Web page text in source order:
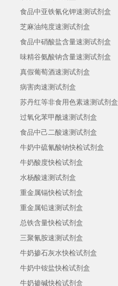
食品中亚铁氰化钾速测试剂盒
芝麻油纯度速测试剂盒
食品中硝酸盐含量速测试剂盒
味精谷氨酸钠含量速测试剂盒
真假葡萄酒速测试剂盒
病害肉速测试剂盒
苏丹红等非食用色素速测试剂盒
过氧化苯甲酰速测试剂盒
食品中己二酸速测试剂盒
牛奶中硫氰酸钠快检试剂盒
牛奶酸度快检试剂盒
水杨酸速测试剂盒
重金属镉快检试剂盒
重金属铅速测试剂盒
总铁含量快检试剂盒
三聚氰胺速测试剂盒
牛奶掺石灰水快检试剂盒
牛奶中铵盐快检试剂盒
牛奶掺碱快检试剂盒